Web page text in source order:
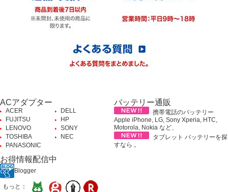
ACアダプター
ACER
DELL
FUJITSU
HP
LENOVO
SONY
TOSHIBA
NEC
PANASONIC
バッテリー通販
携帯電話のバッテリー
Apple iPhone, LG, Sony Xperia, HTC,
Motorola, Nokia など、
タブレット バッテリーを探
すなら 。
お得情報配信中
Blogger
もっと：